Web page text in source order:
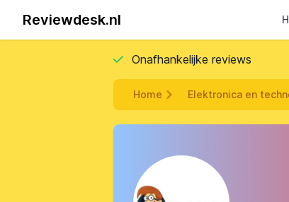
Reviewdesk.nl
Onafhankelijke reviews
Home Elektronica en